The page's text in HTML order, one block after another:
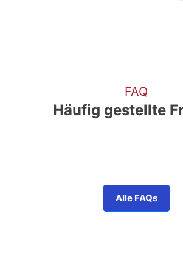
FAQ
Häufig gestellte
Alle FAQs